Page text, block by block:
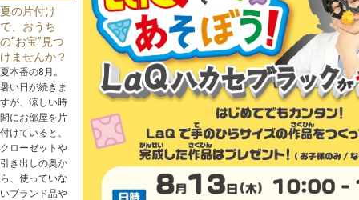
夏の片付け
で、おうち
の“お宝”見つ
けませんか？
夏本番の8月。
暑い日が続きま
すが、涼しい時
間にお部屋を片
付けていると、
クローゼットや
引き出しの奥か
ら、使っていな
いブランド品や